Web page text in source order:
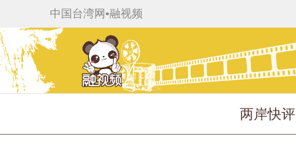
中国台湾网•融视频
两岸快评